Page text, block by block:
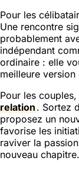
Pour les
Une rencontre
probablement
indépendant
ordinaire : elle
meilleure
Pour les
relation. Sortez
proposez un
favorise les
raviver la
nouveau chapitre.